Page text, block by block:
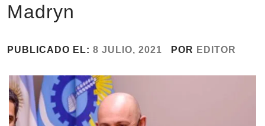
Madryn
PUBLICADO EL: 8 JULIO, 2021 POR EDITOR